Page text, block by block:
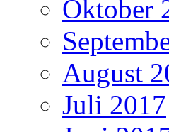
Oktober
August
Juli 2017